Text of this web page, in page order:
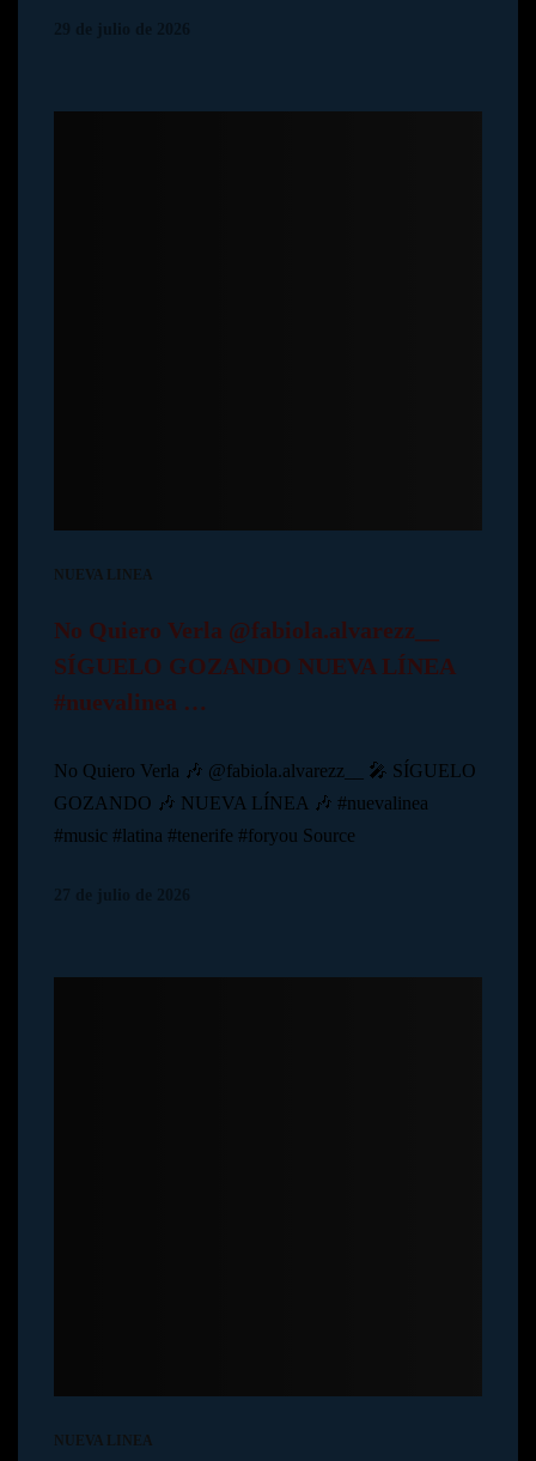
NUEVA LINEA
No Quiero Verla @fabiola.alvarezz__
SÍGUELO GOZANDO NUEVA LÍNEA
#nuevalinea …
No Quiero Verla 🎶 @fabiola.alvarezz__ 🎤 SÍGUELO
GOZANDO 🎶 NUEVA LÍNEA 🎶 #nuevalinea
#music #latina #tenerife #foryou Source
NUEVA LINEA